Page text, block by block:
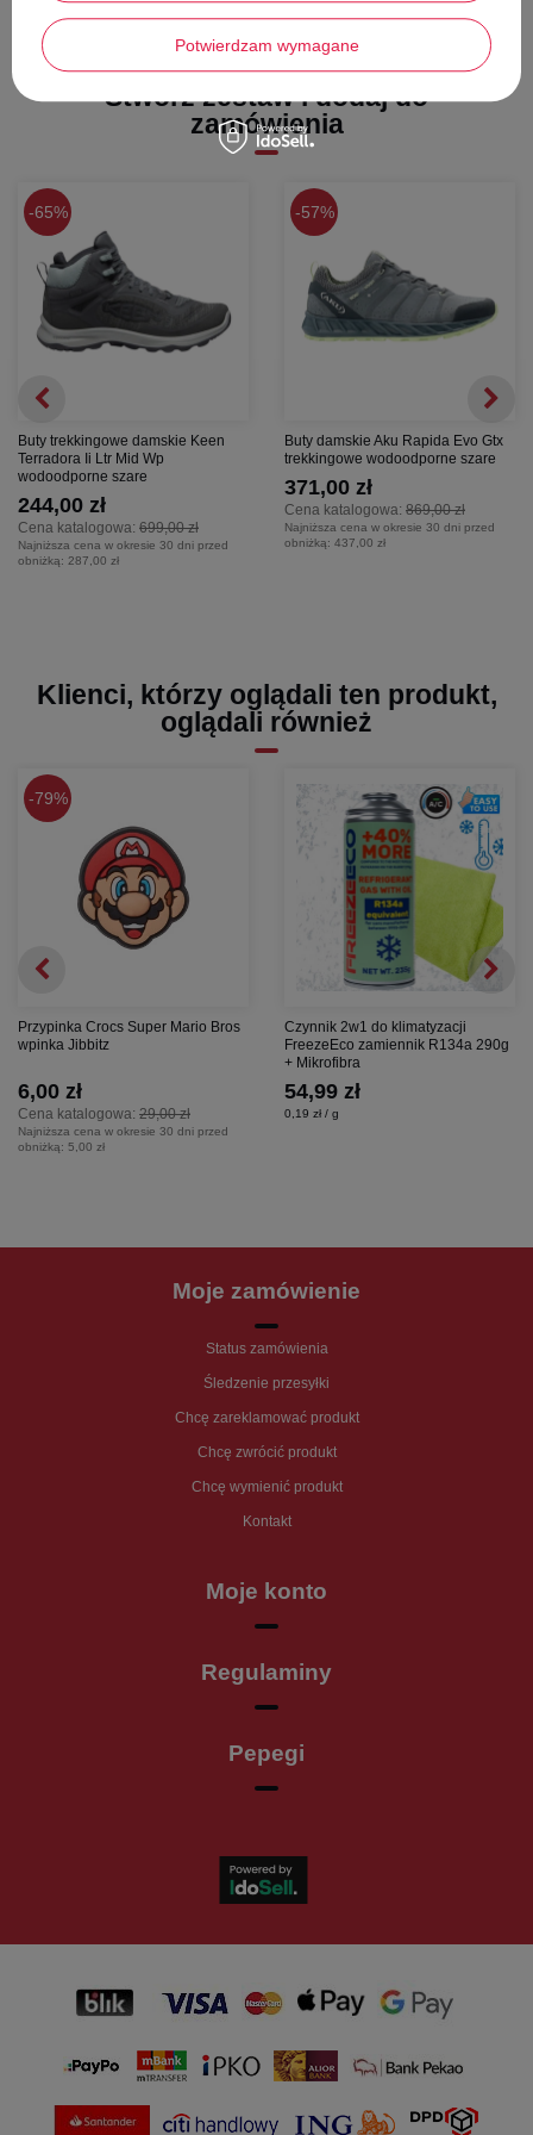
Stwórz zestaw i dodaj do
zamówienia
65%
Buty trekkingowe damskie Keen
Terradora Ii Ltr Mid Wp
wodoodporne szare
Cena katalogowa: 699,00 zł
244,00 zł
Najniższa cena w okresie 30 dni przed
obniżką: 287,00 zł
57%
Buty damskie Aku Rapida Evo Gtx
trekkingowe wodoodporne szare
Cena katalogowa: 869,00 zł
371,00 zł
Najniższa cena w okresie 30 dni przed
obniżką: 437,00 zł
Klienci, którzy oglądali ten produkt,
oglądali również
79%
Przypinka Crocs Super Mario Bros
wpinka Jibbitz
Cena katalogowa: 29,00 zł
6,00 zł
Najniższa cena w okresie 30 dni przed
obniżką: 5,00 zł
Czynnik 2w1 do klimatyzacji
FreezeEco zamiennik R134a 290g
+ Mikrofibra
54,99 zł
0,19 zł / g
Moje zamówienie
Status zamówienia
Śledzenie przesyłki
Chcę zareklamować produkt
Chcę zwrócić produkt
Chcę wymienić produkt
Kontakt
Moje konto
Regulaminy
Pepegi
Potwierdzam wymagane